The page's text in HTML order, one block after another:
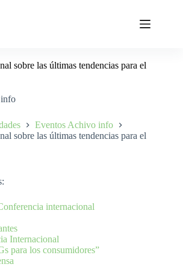
sobre las últimas tendencias para el
Eventos Achivo info
sobre las últimas tendencias para el
internacional
Internacional
para los consumidores”